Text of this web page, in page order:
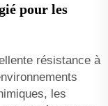
pour les
résistance à
les